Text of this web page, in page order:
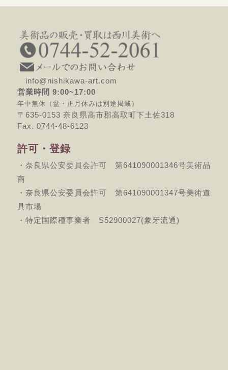
info@nishikawa-art.com
営業時間 9:00~17:00
年中無休（盆・正月休みは別途掲載）
〒635-0153 奈良県高市郡高取町下土佐318
Fax. 0744-48-6123
許可・登録
・奈良県公安委員会許可 第641090001346号美術品
商
・奈良県公安委員会許可 第641090001347号美術道
具市場
・特定国際種事業者 S52900027(象牙流通)